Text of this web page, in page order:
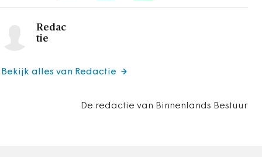
Redac
tie
De redactie van Binnenlands Bestuur
Bekijk alles van Redactie